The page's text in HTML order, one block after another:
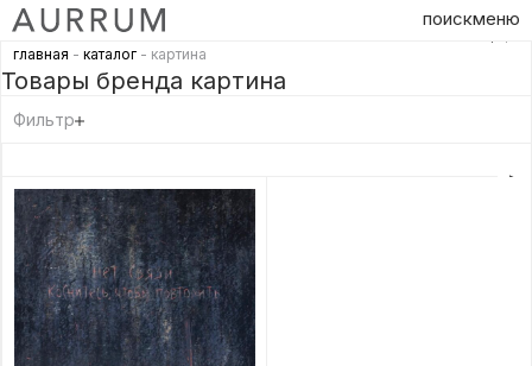
поискменю
главная - каталог - картина
Товары бренда картина
Фильтр